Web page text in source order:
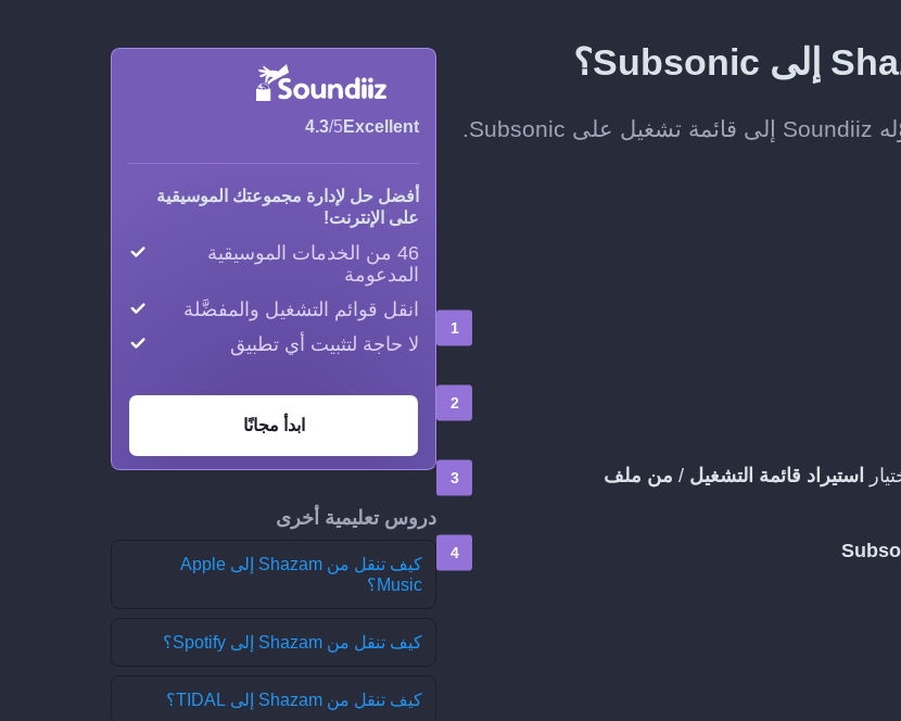
استيراد قائمة التشغيل / من ملف
Excellent
4.3/5
أفضل حل لإدارة مجموعتك الموسيقية
على الإنترنت!
46 من الخدمات الموسيقية
المدعومة
انقل قوائم التشغيل والمفضَّلة
لا حاجة لتثبيت أي تطبيق
ابدأ مجانًا
دروس تعليمية أخرى
كيف تنقل من Shazam إلى Apple
Music؟
كيف تنقل من Shazam إلى Spotify؟
كيف تنقل من Shazam إلى TIDAL؟